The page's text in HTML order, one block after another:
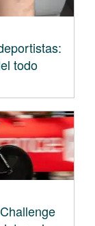
todo